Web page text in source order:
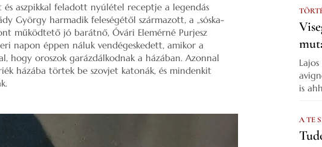
aszpikkal feladott nyúlétel receptje a legendás
György harmadik feleségétől származott, a „sóska-
működtető jó barátnő, Óvári Elemérné Purjesz
napon éppen náluk vendégeskedett, amikor a
hogy oroszok garázdálkodnak a házában. Azonnal
házába törtek be szovjet katonák, és mindenkit
is
A TE